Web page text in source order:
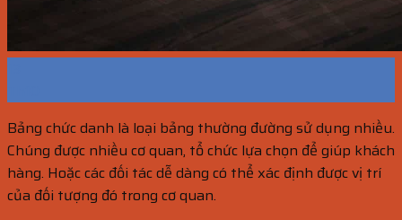
Bảng chức danh là loại bảng thường đường sử dụng nhiều.
Chúng được nhiều cơ quan, tổ chức lựa chọn để giúp khách
hàng. Hoặc các đối tác dễ dàng có thể xác định được vị trí
của đối tượng đó trong cơ quan.